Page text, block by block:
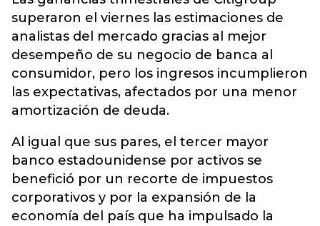
superaron el viernes las estimaciones de
analistas del mercado gracias al mejor
desempeño de su negocio de banca al
consumidor, pero los ingresos incumplieron
las expectativas, afectados por una menor
amortización de deuda.
Al igual que sus pares, el tercer mayor
banco estadounidense por activos se
benefició por un recorte de impuestos
corporativos y por la expansión de la
economía del país que ha impulsado la